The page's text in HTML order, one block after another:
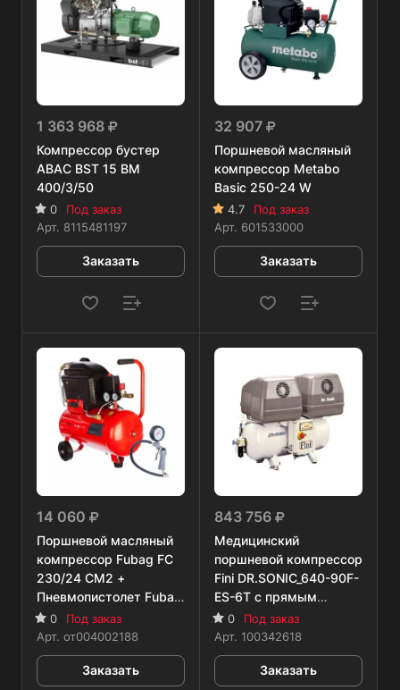
1 363 968
Компрессор бустер
ABAC BST 15 BM
400/3/50
0
Под заказ
Арт. 8115481197
Заказать
32 907
Поршневой масляный
компрессор Metabo
Basic 250-24 W
4.7
Под заказ
Арт. 601533000
Заказать
14 060
Поршневой масляный
компрессор Fubag FС
230/24 CM2 +
Пневмопистолет Fubag
с манометром
0
Под заказ
Арт. от004002188
Заказать
843 756
Медицинский
поршневой компрессор
Fini DR.SONIC_640-90F-
ES-6T с прямым
приводом
0
Под заказ
Арт. 100342618
Заказать